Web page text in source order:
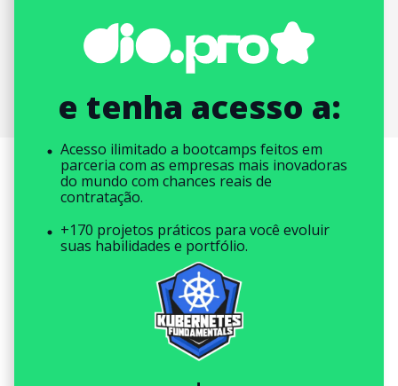
e tenha acesso a:
Acesso ilimitado a bootcamps feitos em
parceria com as empresas mais inovadoras
do mundo com chances reais de
contratação.
+170 projetos práticos para você evoluir
suas habilidades e portfólio.